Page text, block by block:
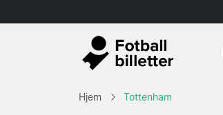
Hjem Tottenham